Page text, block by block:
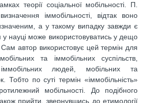
теорії соціальної мобіль­ності. П.
іммобільності, відтак воно
а у такому випадку завжди є
науці може використо­вуватись у дещо
Сам автор використовує цей термін для
та іммобільних суспільств,
людей, мобільних та
Тобто по суті термін «іммобільність»
мобільності. До подібного
прийти, звернувшись до етимології